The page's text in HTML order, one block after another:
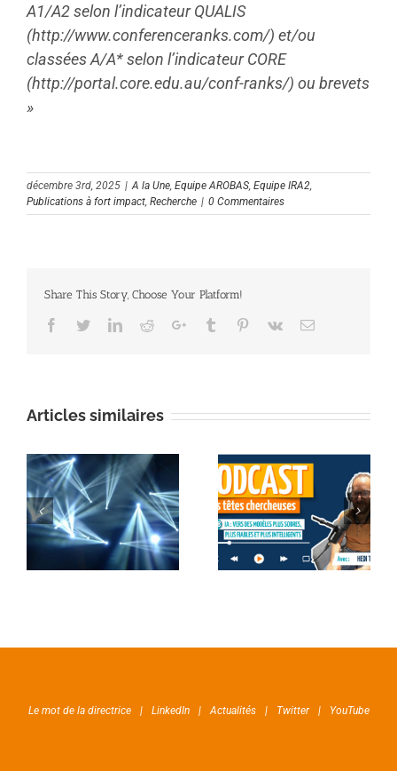
A1/A2 selon l’indicateur QUALIS
(http://www.conferenceranks.com/) et/ou
classées A/A* selon l’indicateur CORE
(http://portal.core.edu.au/conf-ranks/) ou brevets
»
décembre 3rd, 2025 | A la Une, Equipe AROBAS, Equipe IRA2,
Publications à fort impact, Recherche | 0 Commentaires
Share This Story, Choose Your Platform!
Facebook
TwitterLinkedinRedditGoogle+Tumblr Pinterest
Vk Email
Articles similaires
Le mot de la directrice LinkedIn Actualités Twitter YouTube